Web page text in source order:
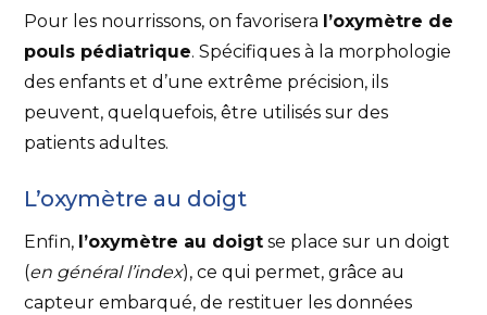
Pour les nourrissons, on favorisera l’oxymètre de
pouls pédiatrique. Spécifiques à la morphologie
des enfants et d’une extrême précision, ils
peuvent, quelquefois, être utilisés sur des
patients adultes.
L’oxymètre au doigt
Enfin, l’oxymètre au doigt se place sur un doigt
(en général l’index), ce qui permet, grâce au
capteur embarqué, de restituer les données